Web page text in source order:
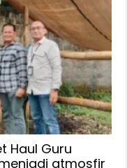
Haul Guru
atmosfir